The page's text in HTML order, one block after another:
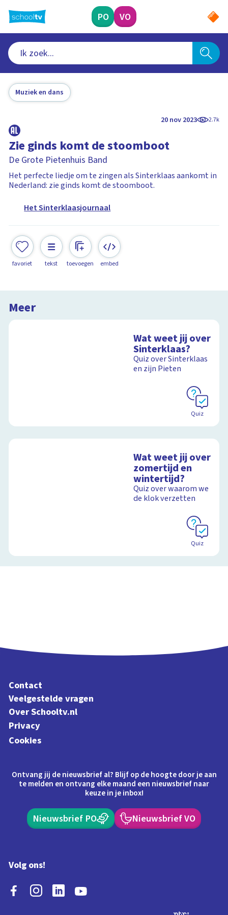
naar
hoofdinhoud
PO VO
Muziek en dans
20 nov 2023 2.7k
Zie ginds komt de stoomboot
De Grote Pietenhuis Band
Het perfecte liedje om te zingen als Sinterklaas aankomt in
Nederland: zie ginds komt de stoomboot.
Het Sinterklaasjournaal
favoriet tekst toevoegen embed
Meer
Wat weet jij over
Sinterklaas?
Quiz over Sinterklaas
en zijn Pieten
Quiz
Wat weet jij over
zomertijd en
wintertijd?
Quiz over waarom we
de klok verzetten
Quiz
Contact
Veelgestelde vragen
Over Schooltv.nl
Privacy
Cookies
Ontvang jij de nieuwsbrief al? Blijf op de hoogte door je aan
te melden en ontvang elke maand een nieuwsbrief naar
keuze in je inbox!
Nieuwsbrief PO Nieuwsbrief VO
Volg ons!